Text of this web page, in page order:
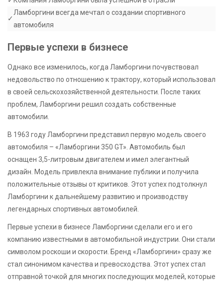
✓
Ламборгини всегда мечтал о создании спортивного
автомобиля
Первые успехи в бизнесе
Однако все изменилось, когда Ламборгини почувствовал
недовольство по отношению к трактору, который использовал
в своей сельскохозяйственной деятельности. После таких
проблем, Ламборгини решил создать собственные
автомобили.
В 1963 году Ламборгини представил первую модель своего
автомобиля – «Ламборгини 350 GT». Автомобиль был
оснащен 3,5-литровым двигателем и имел элегантный
дизайн. Модель привлекла внимание публики и получила
положительные отзывы от критиков. Этот успех подтолкнул
Ламборгини к дальнейшему развитию и производству
легендарных спортивных автомобилей.
Первые успехи в бизнесе Ламборгини сделали его и его
компанию известными в автомобильной индустрии. Они стали
символом роскоши и скорости. Бренд «Ламборгини» сразу же
стал синонимом качества и превосходства. Этот успех стал
отправной точкой для многих последующих моделей, которые